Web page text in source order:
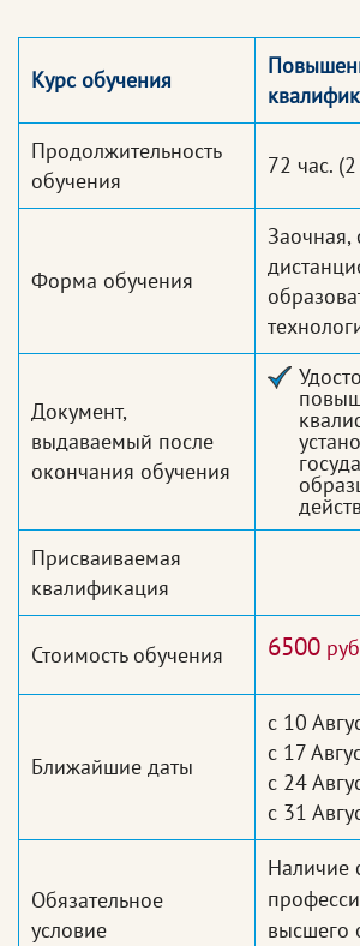
Курс обучения
Продолжительность
обучения
72 час.
Форма обучения
Документ,
выдаваемый после
окончания обучения
Присваиваемая
квалификация
Стоимость обучения 6500
Ближайшие даты
с 10
с 17
с 24
с 31
Обязательное
условие
Наличие
высшего